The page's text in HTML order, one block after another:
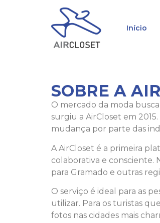
Início
SOBRE A
O mercado da moda
surgiu a AirCloset em
mudança por parte das
A AirCloset é a primeira
colaborativa e consciente.
para Gramado e outras
O serviço é ideal para as
utilizar. Para os turistas
fotos nas cidades mais